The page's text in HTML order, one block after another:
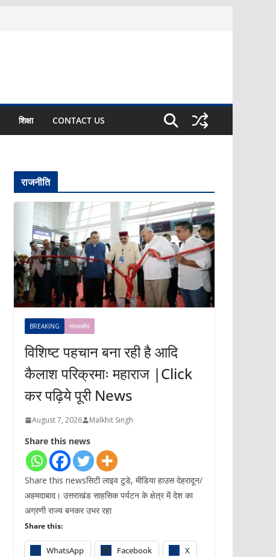
शिक्षा CONTACT US
राजनीति
BREAKING संपादकीय
विशिष्ट पहचान बना रही है आदि
कैलाश परिक्रमाः महाराज |Click
कर पढ़िये पूरी News
August 7, 2026 Malkhit Singh
Share this news
Share this newsसिटी लाइव टुडे, मीडिया हाउस देहरादून/
अहमदाबाद। उत्तराखंड साहसिक पर्यटन के क्षेत्र में देश का
अग्रणी राज्य बनकर उभर रहा
Share this:
WhatsApp Facebook X